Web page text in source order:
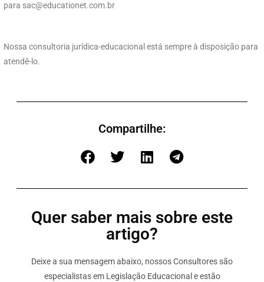
para sac@educationet.com.br
Nossa consultoria jurídica-educacional está sempre à disposição para
atendê-lo.
Compartilhe:
Quer saber mais sobre este
artigo?
Deixe a sua mensagem abaixo, nossos Consultores são
especialistas em Legislação Educacional e estão